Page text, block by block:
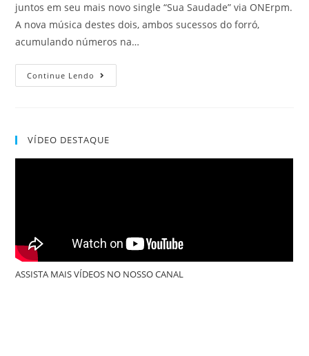
juntos em seu mais novo single “Sua Saudade” via ONErpm.
A nova música destes dois, ambos sucessos do forró,
acumulando números na…
Continue Lendo
VÍDEO DESTAQUE
ASSISTA MAIS VÍDEOS NO NOSSO CANAL